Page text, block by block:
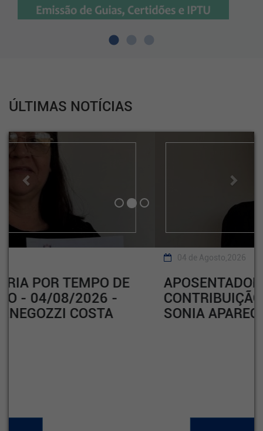
ÚLTIMAS NOTÍCIAS
APOSENTADORIA POR TEMPO DE
CONTRIBUIÇÃO - 04/08/2026 -
SONIA APARECIDA RODRIGUES
Previous Next